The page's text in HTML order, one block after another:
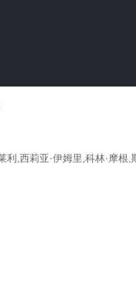
利,西莉亚·伊姆里,科林·摩根,